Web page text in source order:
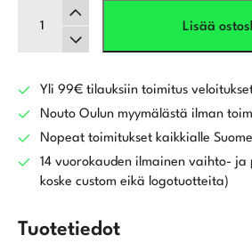
TaylorMade
TP5x
määrä
Lisää
Yli 99€ tilauksiin toimitus
Nouto Oulun myymälästä ilman
Nopeat toimitukset kaikkialle
14 vuorokauden ilmainen vaihto- ja
koske custom eikä logotuotteita)
Tuotetiedot